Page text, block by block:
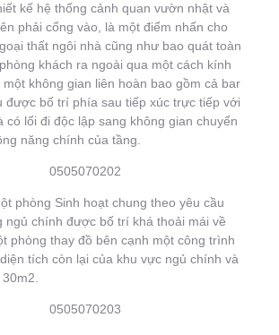
kế hệ thống cảnh quan vườn nhật và
phải cổng vào, là một điểm nhấn cho
thất ngôi nhà cũng như bao quát toàn
khách ra ngoài qua một cách kính
một không gian liên hoàn bao gồm cả bar
được bố trí phía sau tiếp xúc trực tiếp với
có lối đi độc lập sang không gian chuyển
năng chính của tầng.
phòng Sinh hoạt chung theo yêu cầu
ngủ chính được bố trí khá thoải mái về
phòng thay đồ bên cạnh một công trình
tích còn lại của khu vực ngủ chính và